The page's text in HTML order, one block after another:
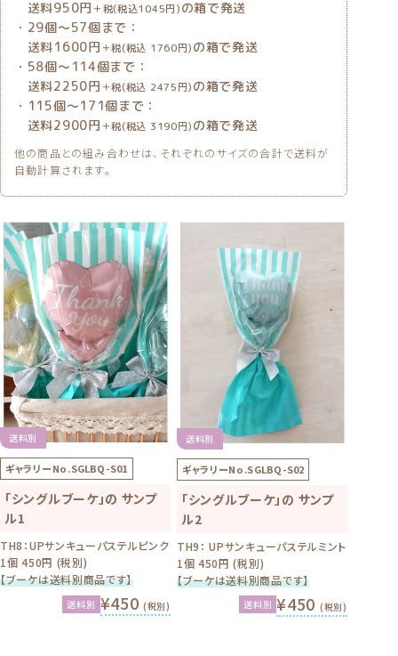
送料950円 ＋税(税込1045円)の箱で発送
・29個〜57個まで：
送料1600円 ＋税(税込 1760円)の箱で発送
・58個〜114個まで：
送料2250円 ＋税(税込 2475円)の箱で発送
・115個〜171個まで：
送料2900円 ＋税(税込 3190円)の箱で発送
他の商品との組み合わせは、それぞれのサイズの合計で送料が
自動計算されます。
送料別
ギャラリーNo.SGLBQ-S01
「シングルブーケ」の サンプ
ル1
TH8：UPサンキューパステルピンク
1個 450円 (税別)
【ブーケは送料別商品です】
送料別 ¥450(税別)
送料別
ギャラリーNo.SGLBQ-S02
「シングルブーケ」の サンプ
ル2
TH9： UPサンキューパステルミント
1個 450円 (税別)
【ブーケは送料別商品です】
送料別 ¥450 (税別)